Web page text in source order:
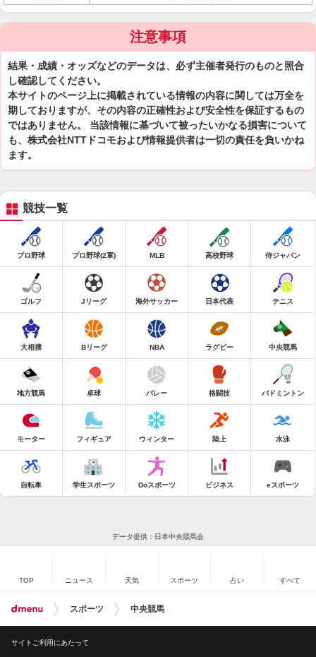
注意事項
結果・成績・オッズなどのデータは、必ず主催者発行のものと照合
し確認してください。
本サイトのページ上に掲載されている情報の内容に関しては万全を
期しておりますが、その内容の正確性および安全性を保証するもの
ではありません。 当該情報に基づいて被ったいかなる損害について
も、株式会社NTTドコモおよび情報提供者は一切の責任を負いかね
ます。
競技一覧
プロ野球 プロ野球(2軍) MLB 高校野球 侍ジャパン
ゴルフ Jリーグ 海外サッカー 日本代表 テニス
大相撲 Bリーグ NBA ラグビー 中央競馬
地方競馬 卓球 バレー 格闘技 バドミントン
モーター フィギュア ウィンター 陸上 水泳
自転車 学生スポーツ Doスポーツ ビジネス eスポーツ
データ提供：日本中央競馬会
TOP ニュース 天気 スポーツ 占い すべて
スポーツ 中央競馬
サイトご利用にあたって